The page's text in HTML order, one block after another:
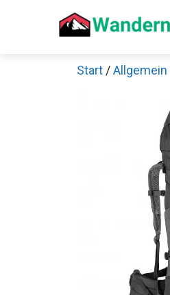
Start /Allgemein